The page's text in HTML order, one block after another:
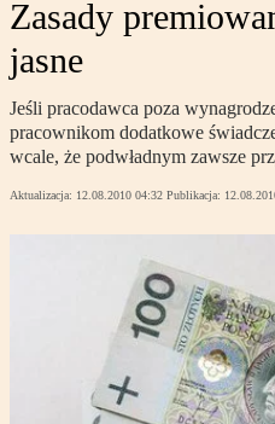
Zasady
jasne
Jeśli pracodawca poza
pracownikom dodatkowe
wcale, że podwładnym zawsze
Aktualizacja: 12.08.2010 04:32 Publikacja: